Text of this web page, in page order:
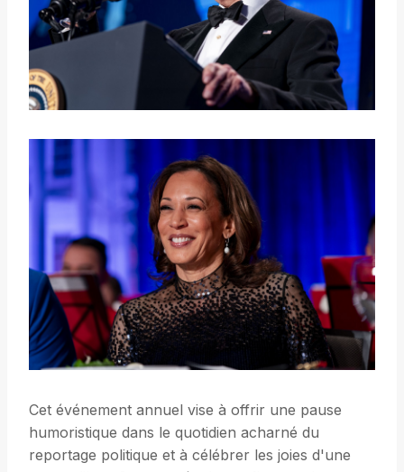
Cet événement annuel vise à offrir une pause
humoristique dans le quotidien acharné du
reportage politique et à célébrer les joies d'une